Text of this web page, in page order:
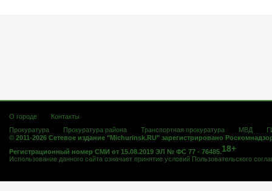
О городе
Контакты
Прокуратура
Прокуратура района Транспортная прокуратура МВД
© 2011-2026 Сетевое издание "Michurinsk.RU" зарегистрировано
Регистрационный номер СМИ от 15.08.2019 ЭЛ № ФС 77 - 76485.18+
Использование данного сайта означает принятие условий Пользовательского